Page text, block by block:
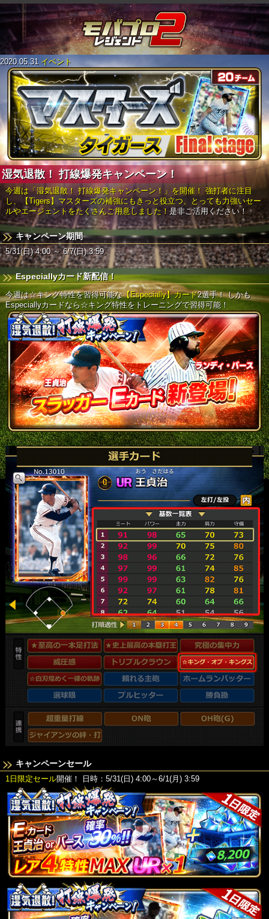
2020.05.31 イベント
湿気退散！ 打線爆発キャンペーン！
今週は「湿気退散！ 打線爆発キャンペーン！」を開催！
強打者に注目
し、【Tigers】マスターズの補強にもきっと役立つ、とっても力強いセー
ルやエージェントをたくさんご用意しました！ 是非ご活用ください！
キャンペーン期間
5/31(日) 4:00 ～ 6/7(日) 3:59
Especiallyカード新配信！
今週は☆キング特性を習得可能な【Especially】カード2選手！しかも
Especiallyカードなら☆キング特性をトレーニングで習得可能！
キャンペーンセール
1日限定セール開催！ 日時：5/31(日) 4:00～6/1(月) 3:59